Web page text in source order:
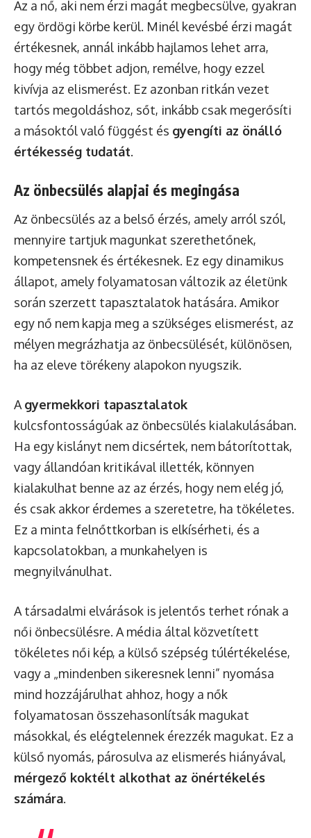
Az a nő, aki nem érzi magát megbecsülve, gyakran
egy ördögi körbe kerül. Minél kevésbé érzi magát
értékesnek, annál inkább hajlamos lehet arra,
hogy még többet adjon, remélve, hogy ezzel
kivívja az elismerést. Ez azonban ritkán vezet
tartós megoldáshoz, sőt, inkább csak megerősíti
a másoktól való függést és gyengíti az önálló
értékesség tudatát.
Az önbecsülés alapjai és megingása
Az önbecsülés az a belső érzés, amely arról szól,
mennyire tartjuk magunkat szerethetőnek,
kompetensnek és értékesnek. Ez egy dinamikus
állapot, amely folyamatosan változik az életünk
során szerzett tapasztalatok hatására. Amikor
egy nő nem kapja meg a szükséges elismerést, az
mélyen megrázhatja az önbecsülését, különösen,
ha az eleve törékeny alapokon nyugszik.
A gyermekkori tapasztalatok
kulcsfontosságúak az önbecsülés kialakulásában.
Ha egy kislányt nem dicsértek, nem bátorítottak,
vagy állandóan kritikával illették, könnyen
kialakulhat benne az az érzés, hogy nem elég jó,
és csak akkor érdemes a szeretetre, ha tökéletes.
Ez a minta felnőttkorban is elkísérheti, és a
kapcsolatokban, a munkahelyen is
megnyilvánulhat.
A társadalmi elvárások is jelentős terhet rónak a
női önbecsülésre. A média által közvetített
tökéletes női kép, a külső szépség túlértékelése,
vagy a „mindenben sikeresnek lenni” nyomása
mind hozzájárulhat ahhoz, hogy a nők
folyamatosan összehasonlítsák magukat
másokkal, és elégtelennek érezzék magukat. Ez a
külső nyomás, párosulva az elismerés hiányával,
mérgező koktélt alkothat az önértékelés
számára.